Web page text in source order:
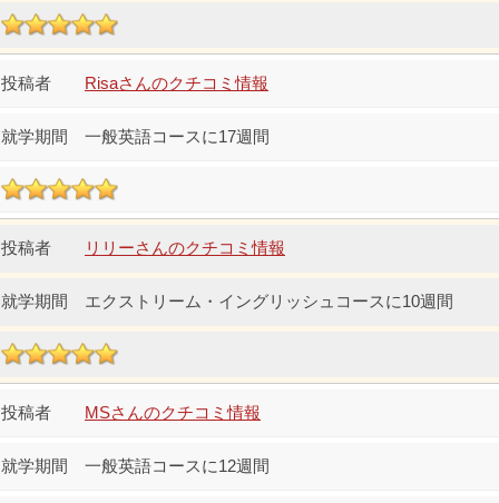
Risaさんのクチコミ情報
一般英語コースに17週間
リリーさんのクチコミ情報
エクストリーム・イングリッシュコースに10週間
MSさんのクチコミ情報
一般英語コースに12週間